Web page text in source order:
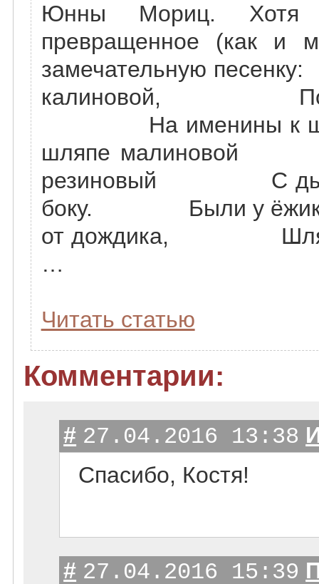
Юнны Мориц.
превращенное (как и
замечательную
калиновой, По
На именины
шляпе
резиновый С
боку. Были у
от дождика, Шляпа
…
Читать статью
Комментарии:
# 27.04.2016 13:38
Спасибо, Костя!
# 27.04.2016 15:39